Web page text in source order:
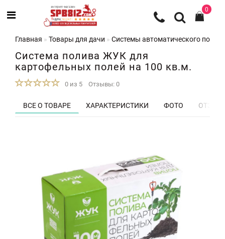
0
Главная Товары для дачи Системы автоматического
Система полива ЖУК для
картофельных полей на 100 кв.м.
0 из 5 Отзывы: 0
ВСЕ О ТОВАРЕ ХАРАКТЕРИСТИКИ ФОТО